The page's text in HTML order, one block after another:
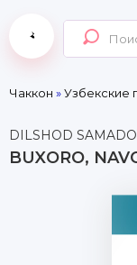
Чаккон »Узбекские
DILSHOD
BUXORO,